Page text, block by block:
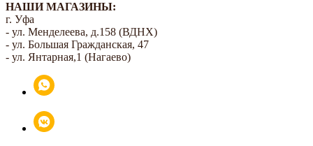
НАШИ МАГАЗИНЫ:
г. Уфа
- ул. Менделеева, д.158 (ВДНХ)
- ул. Большая Гражданская, 47
- ул. Янтарная,1 (Нагаево)